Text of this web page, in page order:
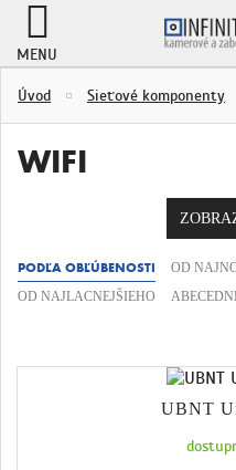
MENU
Úvod Sieťové komponenty
WIFI
PODĽA OBĽÚBENOSTI OD
OD NAJLACNEJŠIEHO
UBNT